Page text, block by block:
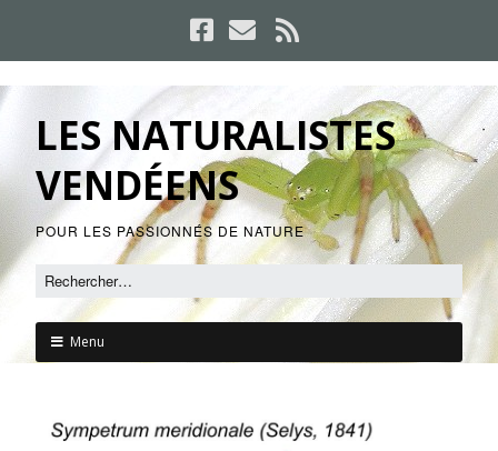
LES NATURALISTES
VENDÉENS
POUR LES PASSIONNÉS DE NATURE
Menu